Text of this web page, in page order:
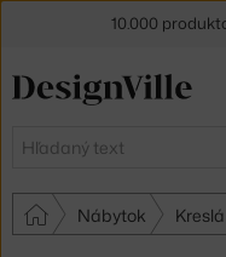
Hľadať
Nábytok Kreslá
10.000
5 % zľava